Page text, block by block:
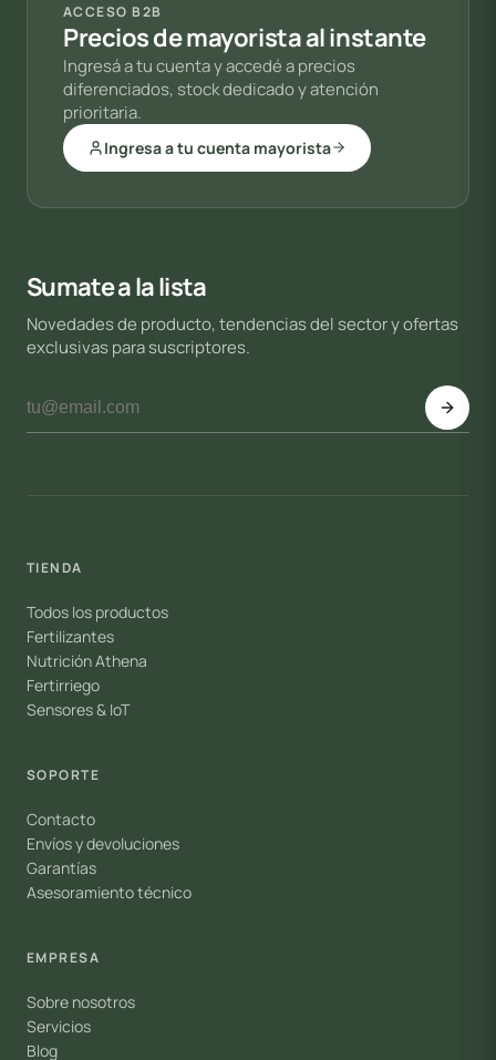
ACCESO B2B
Precios de mayorista al instante
Ingresá a tu cuenta y accedé a precios
diferenciados, stock dedicado y atención
prioritaria.
Ingresa a tu cuenta mayorista
Sumate a la lista
Novedades de producto, tendencias del sector y ofertas
exclusivas para suscriptores.
TIENDA
Todos los productos
Fertilizantes
Nutrición Athena
Fertirriego
Sensores & IoT
SOPORTE
Contacto
Envíos y devoluciones
Garantías
Asesoramiento técnico
EMPRESA
Sobre nosotros
Servicios
Blog